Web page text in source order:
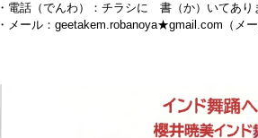
・電話（でんわ）：チラシに 書（か）いてあり
・メール：geetakem.robanoya★gmail.com（